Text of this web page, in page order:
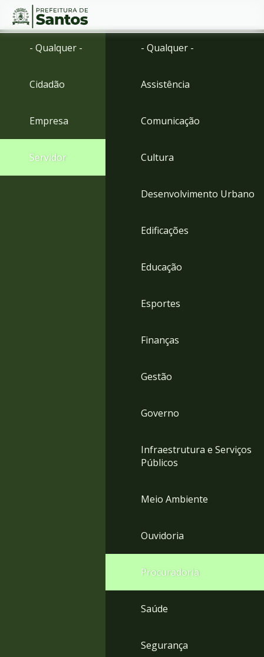
Ir
menu
para
Conteúdo
- Qualquer -
Cidadão
Empresa
Servidor
- Qualquer -
Assistência
Comunicação
Cultura
Desenvolvimento Urbano
Edificações
Educação
Esportes
Finanças
Gestão
Governo
Infraestrutura e Serviços
Públicos
Meio Ambiente
Ouvidoria
Procuradoria
Saúde
Segurança